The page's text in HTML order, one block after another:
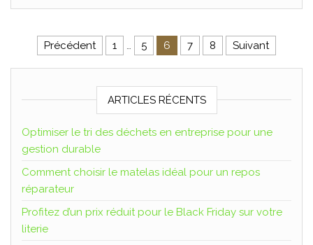
Précédent 1 … 5 6 7 8 Suivant
ARTICLES RÉCENTS
Optimiser le tri des déchets en entreprise pour une
gestion durable
Comment choisir le matelas idéal pour un repos
réparateur
Profitez d’un prix réduit pour le Black Friday sur votre
literie